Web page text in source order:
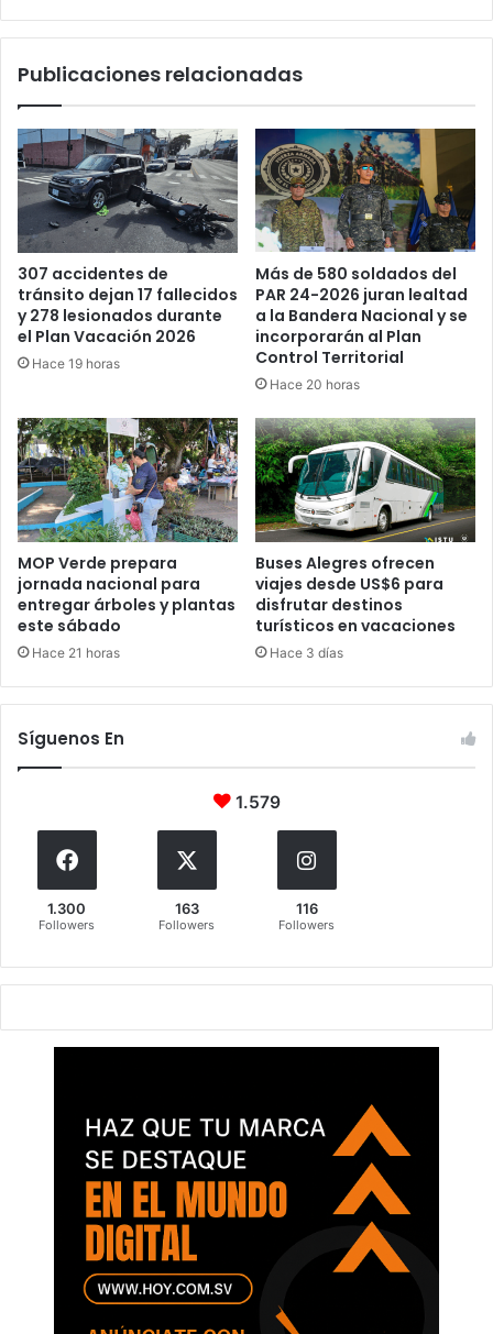
y
nacional
Publicaciones relacionadas
307 accidentes de
tránsito dejan 17 fallecidos
y 278 lesionados durante
el Plan Vacación 2026
Hace 19 horas
Más de 580 soldados del
PAR 24-2026 juran lealtad
a la Bandera Nacional y se
incorporarán al Plan
Control Territorial
Hace 20 horas
MOP Verde prepara
jornada nacional para
entregar árboles y plantas
este sábado
Hace 21 horas
Buses Alegres ofrecen
viajes desde US$6 para
disfrutar destinos
turísticos en vacaciones
Hace 3 días
Síguenos En
1.579
1.300
Followers
163
Followers
116
Followers